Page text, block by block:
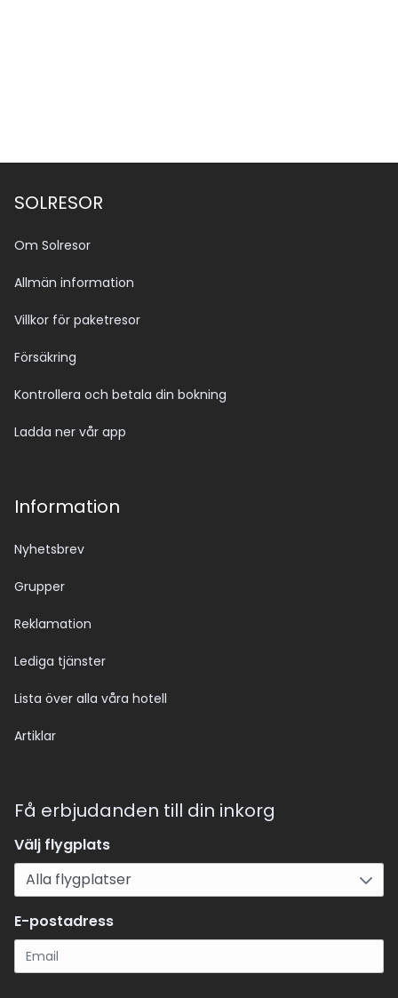
SOLRESOR
Om Solresor
Allmän information
Villkor för paketresor
Försäkring
Kontrollera och betala din bokning
Ladda ner vår app
Information
Nyhetsbrev
Grupper
Reklamation
Lediga tjänster
Lista över alla våra hotell
Artiklar
Få erbjudanden till din inkorg
Välj flygplats
E-postadress